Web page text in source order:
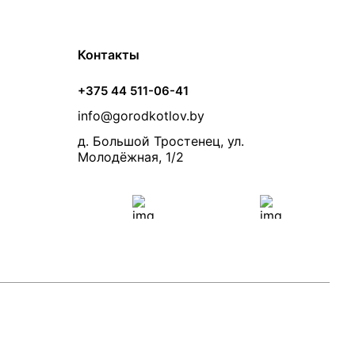
Контакты
+375 44 511-06-41
info@gorodkotlov.by
д. Большой Тростенец, ул.
Молодёжная, 1/2